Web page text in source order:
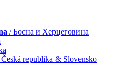
/ Босна и Херцеговина
republika & Slovensko